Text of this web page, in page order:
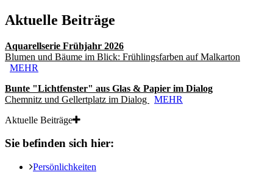
Aktuelle Beiträge
Aquarellserie Frühjahr 2026
Blumen und Bäume im Blick: Frühlingsfarben auf Malkarton
MEHR
Bunte "Lichtfenster" aus Glas & Papier im Dialog
Chemnitz und Gellertplatz im Dialog
MEHR
Aktuelle Beiträge
Sie befinden sich hier:
Persönlichkeiten